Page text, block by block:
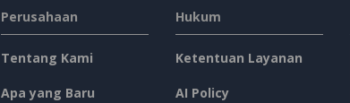
Perusahaan
Tentang Kami
Apa yang Baru
Hukum
Ketentuan Layanan
AI Policy